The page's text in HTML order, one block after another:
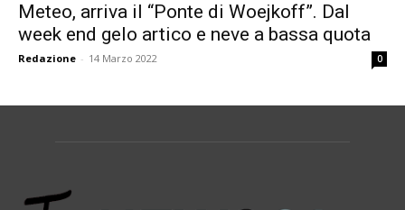
Meteo, arriva il “Ponte di Woejkoff”. Dal
week end gelo artico e neve a bassa quota
Redazione - 14 Marzo 2022 0